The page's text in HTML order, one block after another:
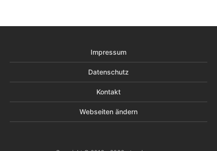
Impressum
Datenschutz
Kontakt
Webseiten ändern